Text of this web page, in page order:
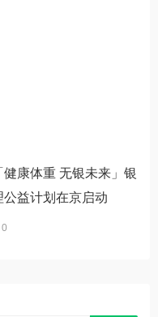
健康体重 无银未来」银
公益计划在京启动
0